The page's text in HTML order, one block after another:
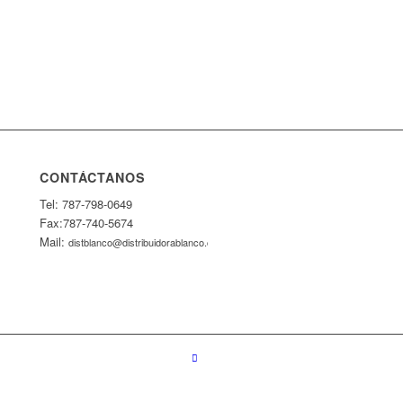
CONTÁCTANOS
Tel: 787-798-0649
Fax:787-740-5674
Mail:distblanco@distribuidorablanco.com